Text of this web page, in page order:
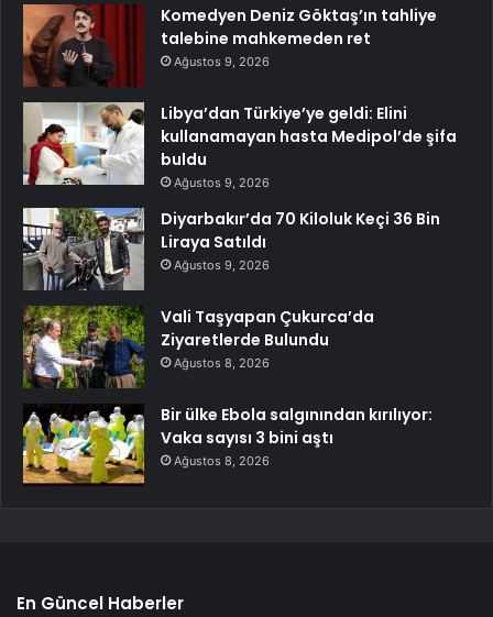
Komedyen Deniz Göktaş’ın tahliye
talebine mahkemeden ret
Ağustos 9, 2026
Libya’dan Türkiye’ye geldi: Elini
kullanamayan hasta Medipol’de şifa
buldu
Ağustos 9, 2026
Diyarbakır’da 70 Kiloluk Keçi 36 Bin
Liraya Satıldı
Ağustos 9, 2026
Vali Taşyapan Çukurca’da
Ziyaretlerde Bulundu
Ağustos 8, 2026
Bir ülke Ebola salgınından kırılıyor:
Vaka sayısı 3 bini aştı
Ağustos 8, 2026
En Güncel Haberler